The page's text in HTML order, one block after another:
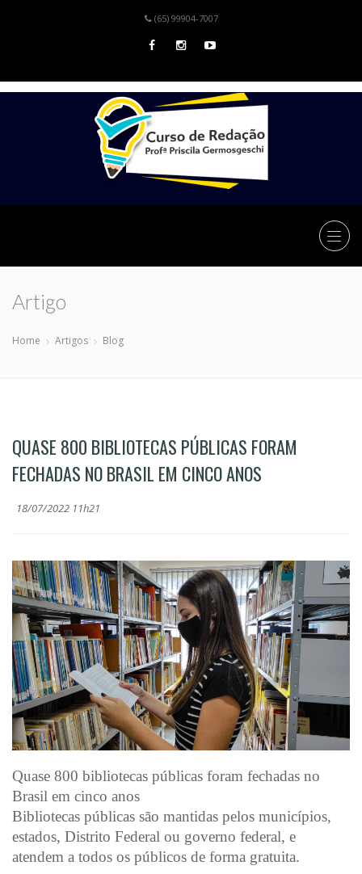
(65) 99904-7007
Artigo
Home Artigos Blog
QUASE 800 BIBLIOTECAS PÚBLICAS FORAM
FECHADAS NO BRASIL EM CINCO ANOS
18/07/2022 11h21
Quase 800 bibliotecas públicas foram fechadas no
Brasil em cinco anos
Bibliotecas públicas são mantidas pelos municípios,
estados, Distrito Federal ou governo federal, e
atendem a todos os públicos de forma gratuita.